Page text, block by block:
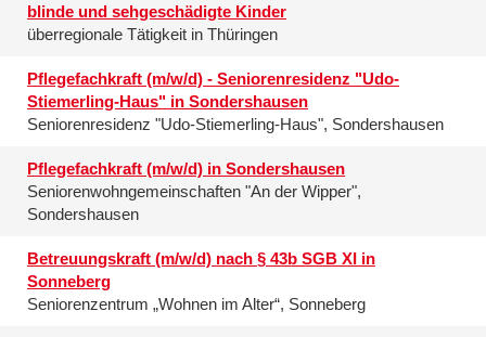
blinde und sehgeschädigte Kinder
überregionale Tätigkeit in Thüringen
Pflegefachkraft (m/w/d) - Seniorenresidenz "Udo-
Stiemerling-Haus" in Sondershausen
Seniorenresidenz "Udo-Stiemerling-Haus", Sondershausen
Pflegefachkraft (m/w/d) in Sondershausen
Seniorenwohngemeinschaften "An der Wipper",
Sondershausen
Betreuungskraft (m/w/d) nach § 43b SGB XI in
Sonneberg
Seniorenzentrum „Wohnen im Alter“, Sonneberg